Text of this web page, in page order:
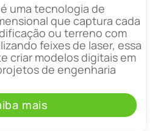
uma tecnologia de
que captura cada
ou terreno com
feixes de laser, essa
criar modelos digitais em
de engenharia
mais